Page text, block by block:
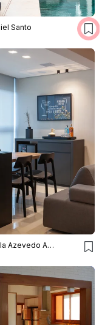
Santo
Paula Azevedo Arquitetura e Interiores